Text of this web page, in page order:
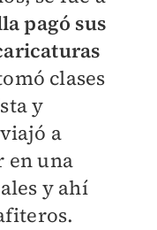
pagó sus
clases
y
a
en una
y ahí